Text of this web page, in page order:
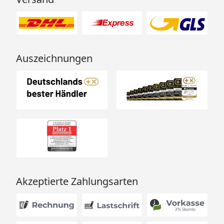
Montage
Montage zum günstigen
Weitere Informationen.
Der Montageservice
benötigte Menge an Beton.
Auszeichnungen
Akzeptierte Zahlungsarten